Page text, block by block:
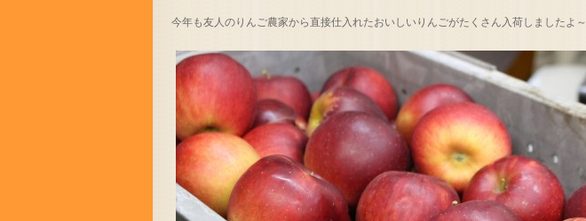
今年も友人のりんご農家から直接仕入れたおいしいりんごがたくさん入荷しましたよ～